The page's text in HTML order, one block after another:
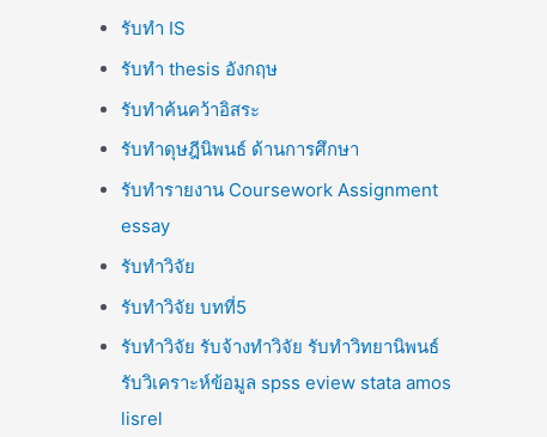
รับทำ IS
รับทำ thesis อังกฤษ
รับทำค้นคว้าอิสระ
รับทำดุษฎีนิพนธ์ ด้านการศึกษา
รับทำรายงาน Coursework Assignment
essay
รับทำวิจัย
รับทำวิจัย บทที่5
รับทำวิจัย รับจ้างทำวิจัย รับทำวิทยานิพนธ์
รับวิเคราะห์ข้อมูล spss eview stata amos
lisrel